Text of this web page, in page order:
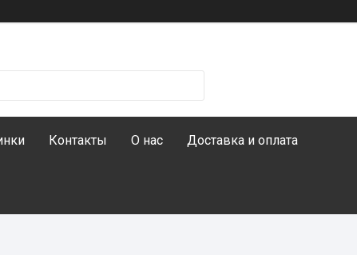
Контакты О нас Доставка и оплата